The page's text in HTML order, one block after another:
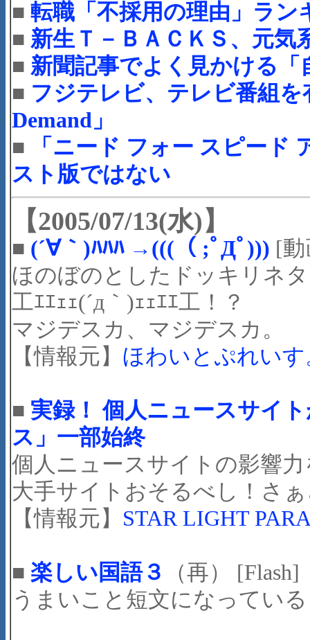
■ 転職「不採用の理由」ラン
■ 新生Ｔ－ＢＡＣＫＳ、元気
■ 新聞記事でよく見かける「
■ フジテレビ、テレビ番組
Demand」
■
「ニード フォー スピード
スト版ではない
【2005/07/13(水)】
■ (´∀｀)ﾊﾊﾊ →(((（ ;ﾟДﾟ))) [
ほのぼのとしたドッキリネ
工ｴｴｪｪ(´д｀)ｪｪｴｴ工！？
マジデスカ、マジデスカ。
【情報元】 ほわいとぷれいす
■ 実録！ 個人ニュースサイ
ス」一部始終
個人ニュースサイトの影響
大手サイトおそるべし！さ
【情報元】 STAR LIGHT
■ 楽しい国語３
（再） [Flash]
うまいこと短文になってい